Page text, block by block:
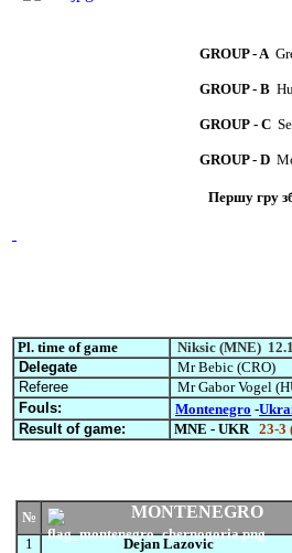
GROUP - A
GROUP - B
GROUP - C
GROUP - D
Першу гру
Pl. time of game Niksic (MNE)
Delegate
Mr Bebic (CRO)
Referee
Mr Gabor Vogel
Fouls:
Montenegro -
Result of game:
MNE - UKR 23-3
№ MONTENEGRO
1
Dejan Lazovic